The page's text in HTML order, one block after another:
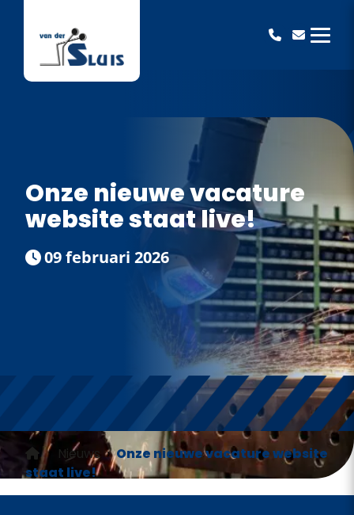
Onze nieuwe vacature
website staat live!
09 februari 2026
› Nieuws › Onze nieuwe vacature website
staat live!